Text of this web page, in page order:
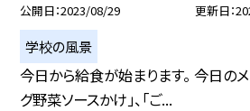
公開日 2023/08/29 更新日
学校の風景
今日から給食が始まります。 今日のメ
グ野菜ソースかけ」、「ご...